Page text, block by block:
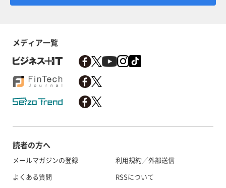
メディア一覧
読者の方へ
メールマガジンの登録
よくある質問
利用規約／外部送信
RSSについて